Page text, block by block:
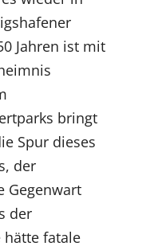
Jahren ist mit
bringt
Spur dieses
der
Gegenwart
der
hätte fatale